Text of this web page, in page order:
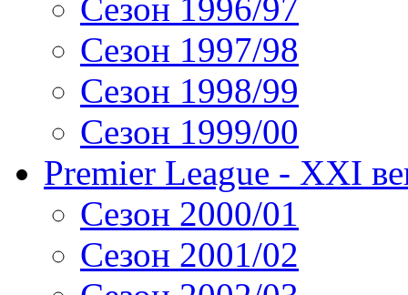
Сезон 1996/97
Сезон 1997/98
Сезон 1998/99
Сезон 1999/00
Premier League - XXI
Сезон 2000/01
Сезон 2001/02